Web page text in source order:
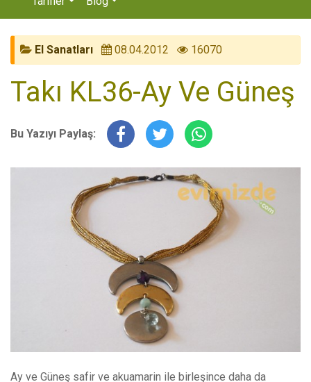
El Sanatları 08.04.2012 16070
Takı KL36-Ay Ve Güneş
Bu Yazıyı Paylaş:
Ay ve Güneş safir ve akuamarin ile birleşince daha da